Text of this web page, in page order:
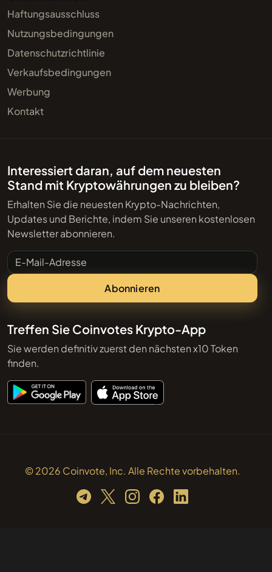
Haftungsausschluss
Nutzungsbedingungen
Datenschutzrichtlinie
Verkaufsbedingungen
Werbung
Kontakt
Interessiert daran, auf dem neuesten
Stand mit Kryptowährungen zu bleiben?
Erhalten Sie die neuesten Krypto-Nachrichten,
Updates und Berichte, indem Sie unseren kostenlosen
Newsletter abonnieren.
E-Mail-Adresse
Abonnieren
Treffen Sie Coinvotes Krypto-App
Sie werden definitiv zuerst den nächsten x10 Token
finden.
© 2026 Coinvote, Inc. Alle Rechte vorbehalten.